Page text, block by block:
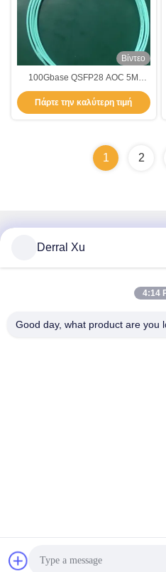
Βίντεο
100Gbase QSFP28 AOC 5M
Μοντέλος δέκτη 850nm-VCSEL
TAS-HGA5-85NCR
Πάρτε την καλύτερη τιμή
1 2
Γρήγορη επικοινωνία
Κτίριο 2#, αριθ. 1000
Κίνα
Derral Xu
4:14
Good day, what product are you